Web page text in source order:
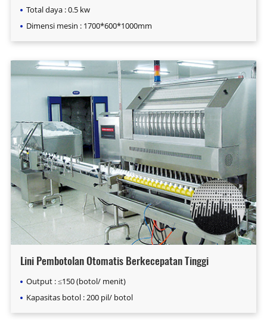
Total daya : 0.5 kw
Dimensi mesin : 1700*600*1000mm
Lini Pembotolan Otomatis Berkecepatan Tinggi
Output : ≤150 (botol/ menit)
Kapasitas botol : 200 pil/ botol